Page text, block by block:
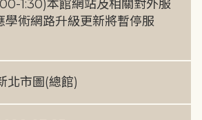
1:30)本館網站及相關對外服
學術網路升級更新將暫停服
北市圖(總館)